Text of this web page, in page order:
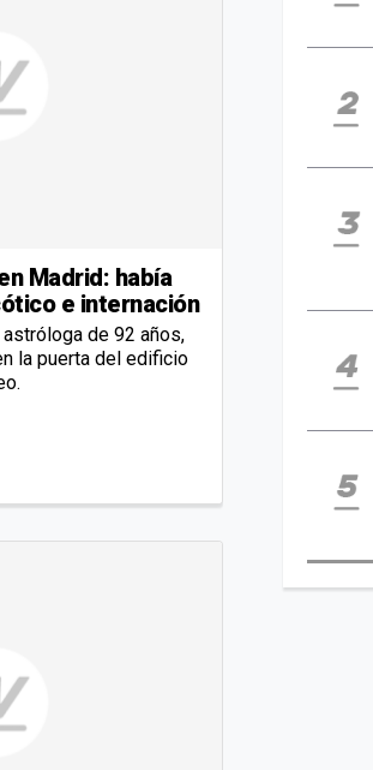
Madrid: había
e internación
de 92 años,
la puerta del edificio